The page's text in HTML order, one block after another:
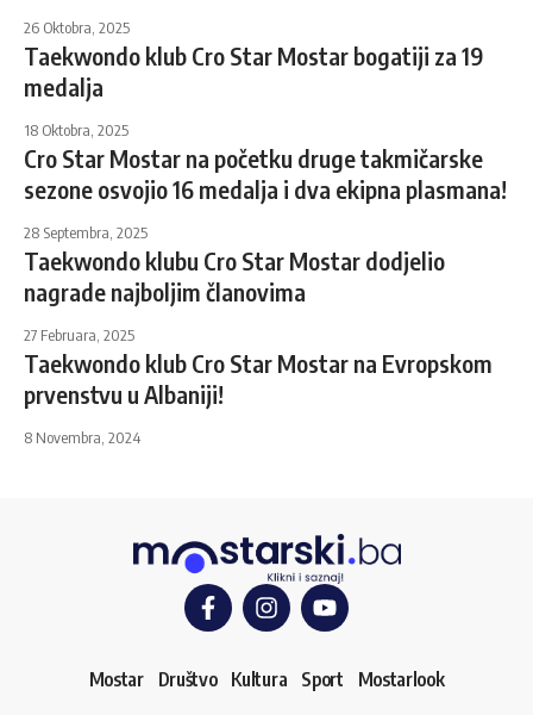
26 Oktobra, 2025
Taekwondo klub Cro Star Mostar bogatiji za 19
medalja
18 Oktobra, 2025
Cro Star Mostar na početku druge takmičarske
sezone osvojio 16 medalja i dva ekipna plasmana!
28 Septembra, 2025
Taekwondo klubu Cro Star Mostar dodjelio
nagrade najboljim članovima
27 Februara, 2025
Taekwondo klub Cro Star Mostar na Evropskom
prvenstvu u Albaniji!
8 Novembra, 2024
Mostar Društvo Kultura Sport Mostarlook